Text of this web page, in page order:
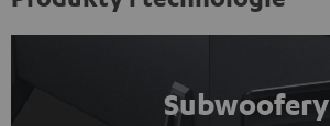
Subwoofery